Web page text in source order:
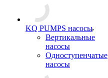
KQ PUMPS насосы
Вертикальные
насосы
Одноступенчатые
насосы